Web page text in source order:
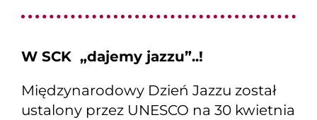
W SCK „dajemy jazzu”..!
Międzynarodowy Dzień Jazzu został
ustalony przez UNESCO na 30 kwietnia